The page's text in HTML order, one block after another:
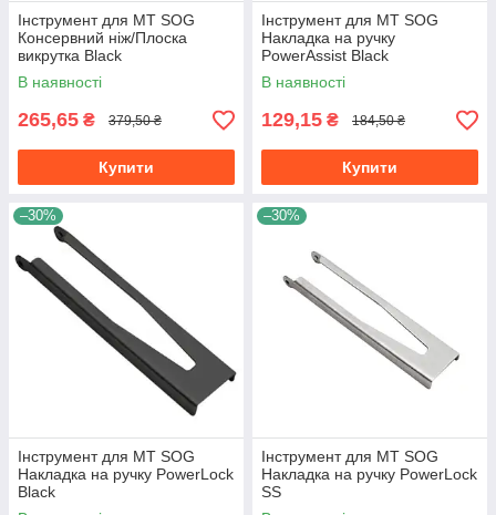
Інструмент для МТ SOG
Консервний ніж/Плоска
викрутка Black
В наявності
265,65 ₴ 379,50 ₴
Купити
Інструмент для МТ SOG
Накладка на ручку
PowerAssist Black
В наявності
129,15 ₴ 184,50 ₴
Купити
–30%
Інструмент для МТ SOG
Накладка на ручку PowerLock
Black
–30%
Інструмент для МТ SOG
Накладка на ручку PowerLock
SS